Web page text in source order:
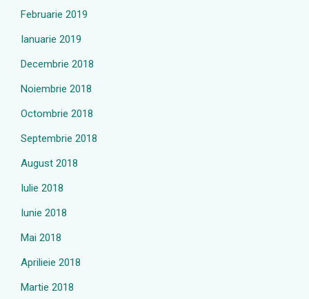
Februarie 2019
Ianuarie 2019
Decembrie 2018
Noiembrie 2018
Octombrie 2018
Septembrie 2018
August 2018
Iulie 2018
Iunie 2018
Mai 2018
Aprilieie 2018
Martie 2018